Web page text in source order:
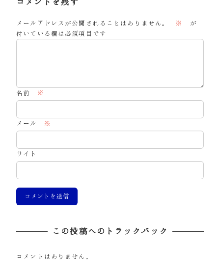
コメントを残す
メールアドレスが公開されることはありません。 ※
が
付いている欄は必須項目です
名前 ※
メール ※
サイト
この投稿へのトラックバック
コメントはありません。